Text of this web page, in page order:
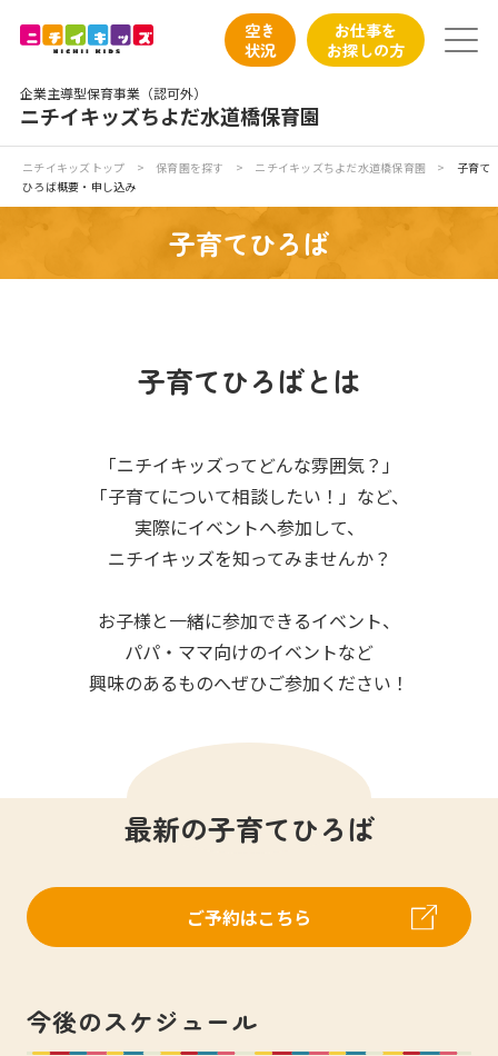
企業主導型保育事業（認可外）
ニチイキッズちよだ水道橋保育園
空き
状況
お仕事を
お探しの方
ニチイが大切にしていること
写真販売サービス
お仕事をお探しの方
よくあるご質問
保育園に関するお問い合わせ
プライバシーポリシー サイトのご利用について
サイトマップ ニチイ学館オフィシャルサイト
ニチイキッズトップ > 保育園を探す > ニチイキッズちよだ水道橋保育園 >
子育て
ひろば概要・申し込み
子育てひろば
子育てひろばとは
「ニチイキッズってどんな雰囲気？」
「子育てについて相談したい！」など、
実際にイベントへ参加して、
ニチイキッズを知ってみませんか？
お子様と一緒に参加できるイベント、
パパ・ママ向けのイベントなど
興味のあるものへぜひご参加ください！
最新の子育てひろば
ご予約はこちら
今後のスケジュール